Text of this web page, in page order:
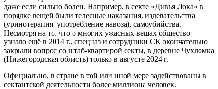
даже если сильно болен. Например, в секте «Дивья Лока» в
порядке вещей были телесные наказания, издевательства
(уринотерапия, употребление навоза), самоубийства.
Несмотря на то, что о многих ужасных вещах общество
узнало ещё в 2014 г., спецназ и сотрудники СК окончательно
закрыли вопрос со штаб-квартирой секты, в деревне Чухломка
(Нижегородская область) только в августе 2024 г.
Официально, в стране в той или иной мере задействованы в
сектантской деятельности более миллиона человек.